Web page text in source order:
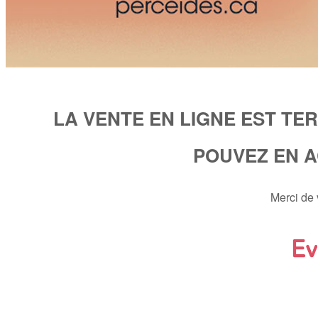
LA VENTE EN LIGNE EST
POUVEZ EN
Merci de